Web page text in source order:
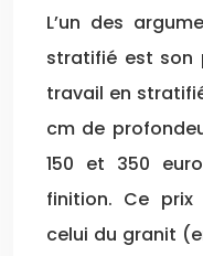
L’un des
stratifié est son
travail en
cm de
150 et 350
finition. Ce
celui du granit